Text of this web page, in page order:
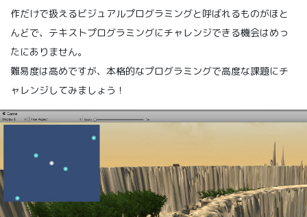
作だけで扱えるビジュアルプログラミングと呼ばれるものがほと
んどで、テキストプログラミングにチャレンジできる機会はめっ
たにありません。
難易度は高めですが、本格的なプログラミングで高度な課題にチ
ャレンジしてみましょう！